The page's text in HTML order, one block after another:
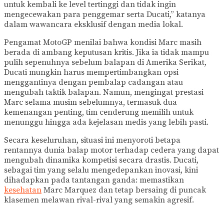
untuk kembali ke level tertinggi dan tidak ingin
mengecewakan para penggemar serta Ducati,” katanya
dalam wawancara eksklusif dengan media lokal.
Pengamat MotoGP menilai bahwa kondisi Marc masih
berada di ambang keputusan kritis. Jika ia tidak mampu
pulih sepenuhnya sebelum balapan di Amerika Serikat,
Ducati mungkin harus mempertimbangkan opsi
menggantinya dengan pembalap cadangan atau
mengubah taktik balapan. Namun, mengingat prestasi
Marc selama musim sebelumnya, termasuk dua
kemenangan penting, tim cenderung memilih untuk
menunggu hingga ada kejelasan medis yang lebih pasti.
Secara keseluruhan, situasi ini menyoroti betapa
rentannya dunia balap motor terhadap cedera yang dapat
mengubah dinamika kompetisi secara drastis. Ducati,
sebagai tim yang selalu mengedepankan inovasi, kini
dihadapkan pada tantangan ganda: memastikan
kesehatan Marc Marquez dan tetap bersaing di puncak
klasemen melawan rival-rival yang semakin agresif.